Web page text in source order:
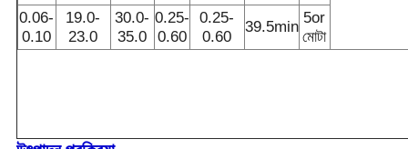
0.06-
0.10
19.0-
23.0
30.0-
35.0
0.25-
0.60
0.25-
0.60
39.5min 5or
মোটা